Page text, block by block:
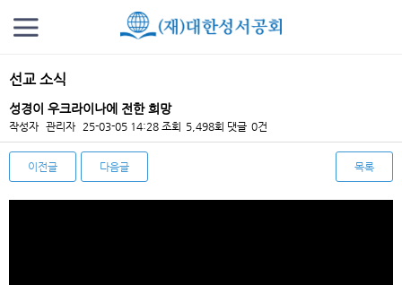
선교 소식
성경이 우크라이나에 전한 희망
작성자 관리자 25-03-05 14:28 조회 5,498회 댓글 0건
이전글 다음글 목록